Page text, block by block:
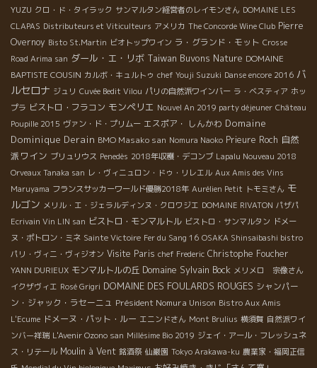
YUZU クロ・ド・タイラック サンマルタン経営者のレイモンさん DOMAINE LES
CLAPAS Distributeurs et Viticulteurs アメリカ The Concorde Wine Club Pierre
Overnoy Bisto St.Martin ビオトップワイン ラ・グランド・モット Crosse
Road Arima san ダール・エ・リボ Taiwan Buvons Nature DOMAINE
BAPTISTE COUSIN カルボ・キュルトゥ chef Youji Suzuki Danse encore 2016 バ
ルセロナ ジュリ Cuvée Bedit Vilou パリの自然派ワインバー ラ・ベスティア ホッ
プラ ビストロ・フラコン モンペリエ Nouvel An 2019 party déjeuner Château
Poupille 2015 ヴァン・ド・プリムー エスポア・ しんかわ Domaine
Dominique Derain BMO Masako san Nomura Naoko Prieure Roch 自然
派ワイン ブリュリウス Penedès 2018年収穫・デコンブ Lapalu Nouveau 2018
Orveaux Tanaka san レ・ヴィニュロン・ドゥ・リレエル Aux Amis des Vins
Maruyama フランスサッカーワールド優勝2018年 Aurélien Petit トモミさん モ
ルゴン メリル・エ・ジェラルディンヌ・クロワジエ DOMAINE RIVATON パザパ
Ecrivain Vin LIN san ビストロ・モンマルトル ビストロ・サンマルタン ドメー
ヌ・ポトロン・ミネ Sainte Victoire Fer du Sang 16 OSAKA Shinsaibashi bistro
パリ・ヴィニ・ヴィジオン Visite Paris chef Frederic Christophe Foucher
YANN DURIEUX モンマルトルの丘 Domaine Sylvain Bock メリメロ 宗像さん
イクザヴィエ Rosé Grigri DOMAINE DES FOULARDS ROUGES シャンパー
ン・ジャック・ラセーニュ Président Nomura Unison Bistro Aux Amis
L'Ecume ドメーヌ・パット・ルー エニンドさん Mont Brulius 横須賀 自然派ワイ
ンバー祥瑞 L'Avenir Ozono san Millésime Bio 2019 ジェイ・アール・フレッシュネ
ス・リテール Moulin à Vent 銘酒祭 仙巌園 Tokyo Arakawa-ku 農業家・福岡正信